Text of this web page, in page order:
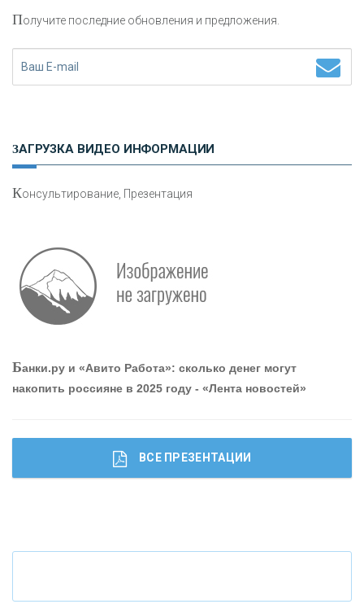
Работа мечты. Что банки делают для того, чтобы
привлечь и удержать персонал - «Интервью»
Что будет с наличными деньгами при цифровом
Получите последние обновления и предложения.
ЗАГРУЗКА ВИДЕО ИНФОРМАЦИИ
Консультирование, Презентация
Банки.ру и «Авито Работа»: сколько денег могут
накопить россияне в 2025 году - «Лента новостей»
ВСЕ ПРЕЗЕНТАЦИИ